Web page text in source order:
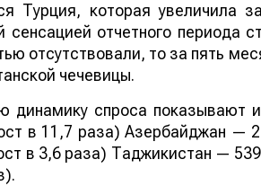
Турция, которая увеличила
сенсацией отчетного периода
отсутствовали, то за пять
чечевицы.
динамику спроса показывают
в 11,7 раза) Азербайджан —
в 3,6 раза) Таджикистан —